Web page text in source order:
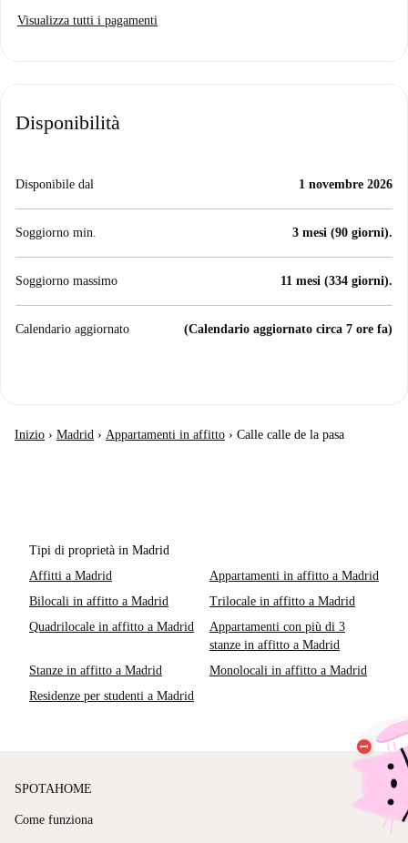
Visualizza tutti i pagamenti
Disponibilità
Disponibile dal 1 novembre 2026
Soggiorno min. 3 mesi (90 giorni).
Soggiorno massimo 11 mesi (334 giorni).
Calendario aggiornato (Calendario aggiornato circa 7 ore fa)
Inizio › Madrid › Appartamenti in affitto › Calle calle de la pasa
Tipi di proprietà in Madrid
Affitti a Madrid
Appartamenti in affitto a Madrid
Bilocali in affitto a Madrid
Trilocale in affitto a Madrid
Quadrilocale in affitto a Madrid
Appartamenti con più di 3
stanze in affitto a Madrid
Stanze in affitto a Madrid
Monolocali in affitto a Madrid
Residenze per studenti a Madrid
SPOTAHOME
Come funziona